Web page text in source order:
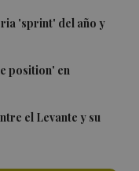
'sprint' del año y
position' en
el Levante y su